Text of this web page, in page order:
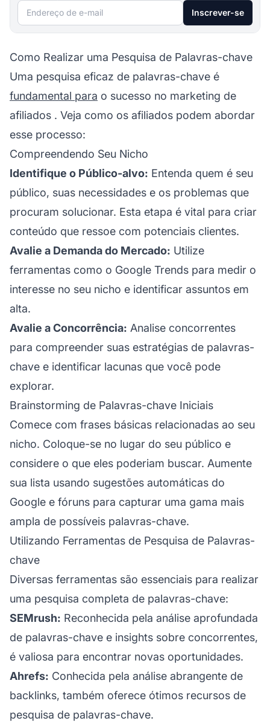
Endereço de e-mail Inscrever-se
Como Realizar uma Pesquisa de Palavras-chave
Uma pesquisa eficaz de palavras-chave é
fundamental para o sucesso no marketing de
afiliados . Veja como os afiliados podem abordar
esse processo:
Compreendendo Seu Nicho
Identifique o Público-alvo: Entenda quem é seu
público, suas necessidades e os problemas que
procuram solucionar. Esta etapa é vital para criar
conteúdo que ressoe com potenciais clientes.
Avalie a Demanda do Mercado: Utilize
ferramentas como o Google Trends para medir o
interesse no seu nicho e identificar assuntos em
alta.
Avalie a Concorrência: Analise concorrentes
para compreender suas estratégias de palavras-
chave e identificar lacunas que você pode
explorar.
Brainstorming de Palavras-chave Iniciais
Comece com frases básicas relacionadas ao seu
nicho. Coloque-se no lugar do seu público e
considere o que eles poderiam buscar. Aumente
sua lista usando sugestões automáticas do
Google e fóruns para capturar uma gama mais
ampla de possíveis palavras-chave.
Utilizando Ferramentas de Pesquisa de Palavras-
chave
Diversas ferramentas são essenciais para realizar
uma pesquisa completa de palavras-chave:
SEMrush: Reconhecida pela análise aprofundada
de palavras-chave e insights sobre concorrentes,
é valiosa para encontrar novas oportunidades.
Ahrefs: Conhecida pela análise abrangente de
backlinks, também oferece ótimos recursos de
pesquisa de palavras-chave.